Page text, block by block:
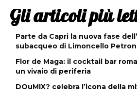
Gli articoli più
Parte da Capri la nuova fase
subacqueo di Limoncello
Flor de Maga: il cocktail bar
un vivaio di periferia
DOuMIX? celebra l’icona della